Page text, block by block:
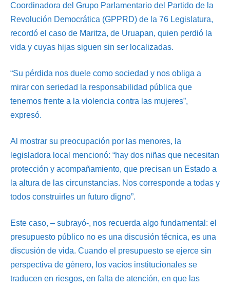
Coordinadora del Grupo Parlamentario del Partido de la
Revolución Democrática (GPPRD) de la 76 Legislatura,
recordó el caso de Maritza, de Uruapan, quien perdió la
vida y cuyas hijas siguen sin ser localizadas.
“Su pérdida nos duele como sociedad y nos obliga a
mirar con seriedad la responsabilidad pública que
tenemos frente a la violencia contra las mujeres”,
expresó.
Al mostrar su preocupación por las menores, la
legisladora local mencionó: “hay dos niñas que necesitan
protección y acompañamiento, que precisan un Estado a
la altura de las circunstancias. Nos corresponde a todas y
todos construirles un futuro digno”.
Este caso, – subrayó-, nos recuerda algo fundamental: el
presupuesto público no es una discusión técnica, es una
discusión de vida. Cuando el presupuesto se ejerce sin
perspectiva de género, los vacíos institucionales se
traducen en riesgos, en falta de atención, en que las